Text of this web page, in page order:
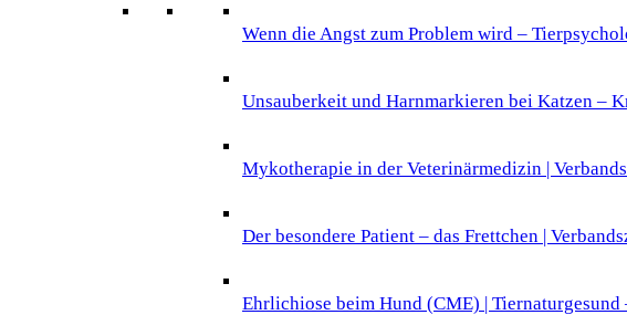
Wenn die Angst zum Problem wird –
Unsauberkeit und Harnmarkieren bei Katzen –
Mykotherapie in der Veterinärmedizin |
Der besondere Patient – das Frettchen |
Ehrlichiose beim Hund (CME) | Tiernaturgesund